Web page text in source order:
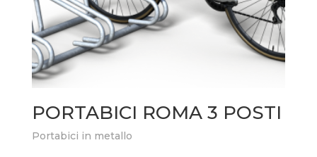
PORTABICI ROMA 3 POSTI
Portabici in metallo